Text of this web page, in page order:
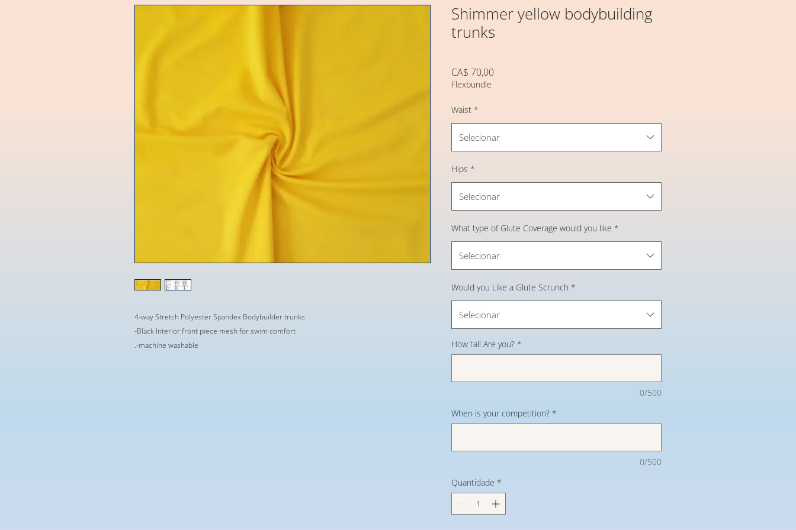
4-way Stretch Polyester Spandex Bodybuilder trunks
-Black Interior front piece mesh for swim comfort
.-machine washable
Shimmer yellow bodybuilding
trunks
CA$ 70,00Preço
Flexbundle
Waist *
Selecionar
Hips *
Selecionar
What type of Glute Coverage would you like *
Selecionar
Would you Like a Glute Scrunch *
Selecionar
How tall Are you? *
0/500
When is your competition? *
0/500
Quantidade *